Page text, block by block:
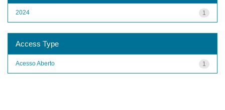
1
2024
Access Type
1
Acesso Aberto